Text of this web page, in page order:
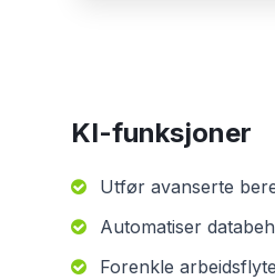
KI-funksjoner
Utfør avanserte
Automatiser
Forenkle